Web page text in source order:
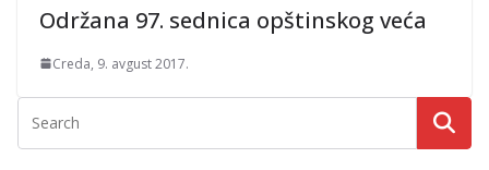
Održana 97. sednica opštinskog veća
Creda, 9. avgust 2017.